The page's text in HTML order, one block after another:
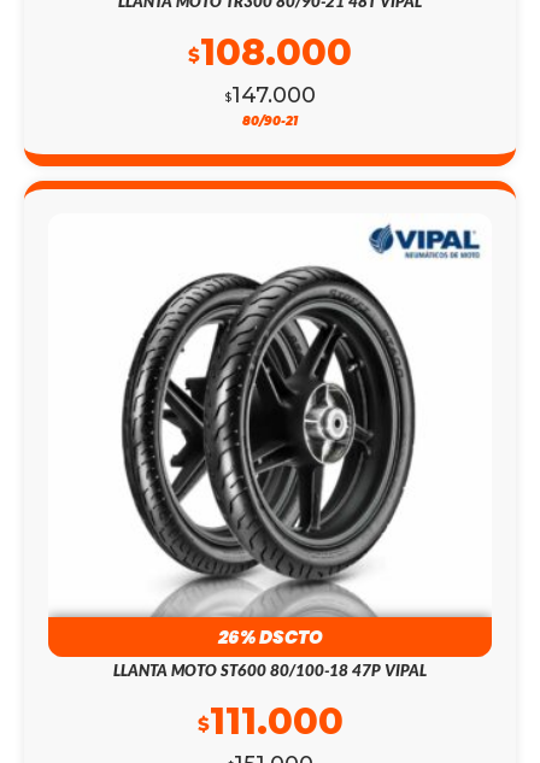
$147.000
$108.000
80/90-21
26% DSCTO
LLANTA MOTO ST600 80/100-18 47P VIPAL
$111.000